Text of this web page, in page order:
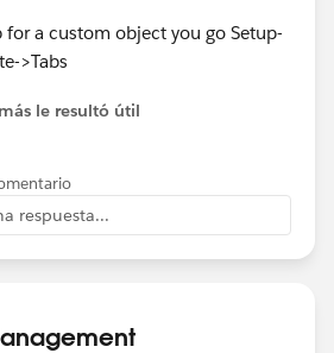
for a custom object you go Setup-
>Tabs
le resultó útil
respuesta...